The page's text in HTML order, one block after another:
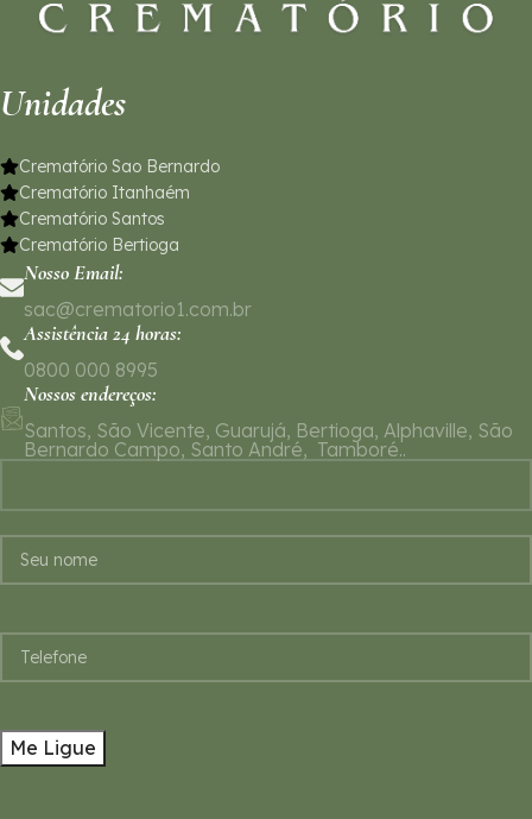
Unidades
Crematório Sao Bernardo
Crematório Itanhaém
Crematório Santos
Crematório Bertioga
Nosso Email:
sac@crematorio1.com.br
Assistência 24 horas:
0800 000 8995
Nossos endereços:
Santos, São Vicente, Guarujá, Bertioga, Alphaville, São
Bernardo Campo, Santo André, Tamboré..